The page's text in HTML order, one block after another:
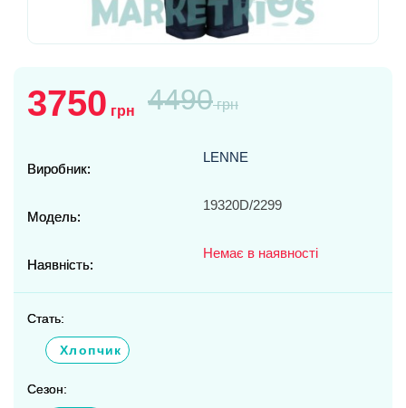
3750 грн 4490грн
Виробник:
LENNE
Модель:
19320D/2299
Наявність:
Немає в наявності
Стать:
Хлопчик
Сезон: